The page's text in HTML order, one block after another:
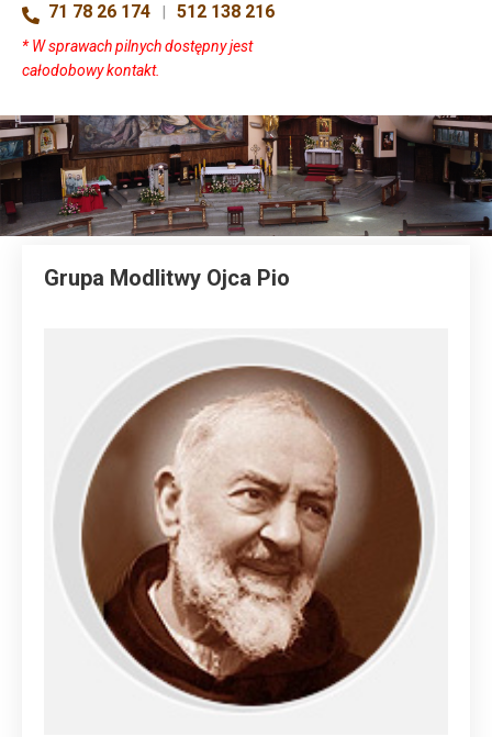
71 78 26 174 | 512 138 216
* W sprawach pilnych dostępny jest
całodobowy kontakt.
Grupa Modlitwy Ojca Pio